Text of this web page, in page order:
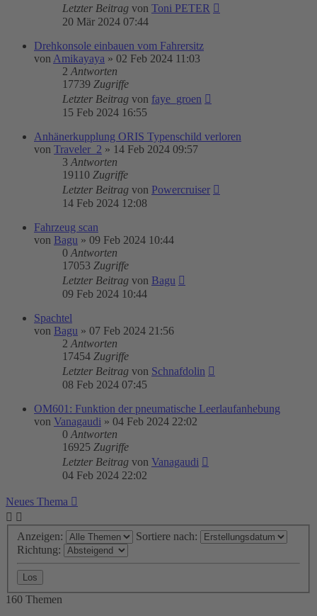
Letzter Beitrag von Toni PETER
20 Mär 2024 07:44
Drehkonsole einbauen vom Fahrersitz
von Amikayaya » 02 Feb 2024 11:03
2 Antworten
17739 Zugriffe
Letzter Beitrag von faye_groen
15 Feb 2024 16:55
Anhänerkupplung ORIS Typenschild verloren
von Traveler_2 » 14 Feb 2024 09:57
3 Antworten
19110 Zugriffe
Letzter Beitrag von Powercruiser
14 Feb 2024 12:08
Fahrzeug scan
von Bagu » 09 Feb 2024 10:44
0 Antworten
17053 Zugriffe
Letzter Beitrag von Bagu
09 Feb 2024 10:44
Spachtel
von Bagu » 07 Feb 2024 21:56
2 Antworten
17454 Zugriffe
Letzter Beitrag von Schnafdolin
08 Feb 2024 07:45
OM601: Funktion der pneumatische Leerlaufanhebung
von Vanagaudi » 04 Feb 2024 22:02
0 Antworten
16925 Zugriffe
Letzter Beitrag von Vanagaudi
04 Feb 2024 22:02
Neues Thema
Anzeigen:
Sortiere nach:
Richtung:
160 Themen